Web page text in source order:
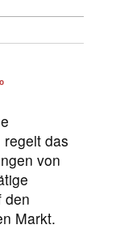
das
von
den
Markt.